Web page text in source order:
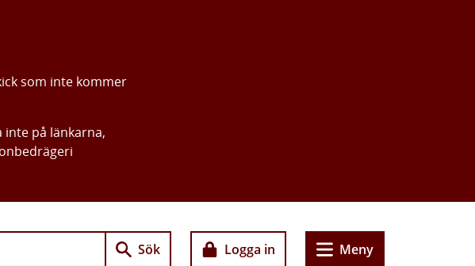
som inte kommer
på länkarna,
Sök Logga in Meny